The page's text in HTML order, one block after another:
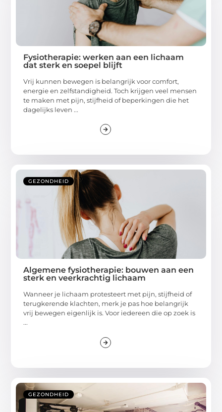
Fysiotherapie: werken aan een lichaam
dat sterk en soepel blijft
Vrij kunnen bewegen is belangrijk voor comfort,
energie en zelfstandigheid. Toch krijgen veel mensen
te maken met pijn, stijfheid of beperkingen die het
dagelijks leven ...
GEZONDHEID
Algemene fysiotherapie: bouwen aan een
sterk en veerkrachtig lichaam
Wanneer je lichaam protesteert met pijn, stijfheid of
terugkerende klachten, merk je pas hoe belangrijk
vrij bewegen eigenlijk is. Voor iedereen die op zoek is
...
GEZONDHEID